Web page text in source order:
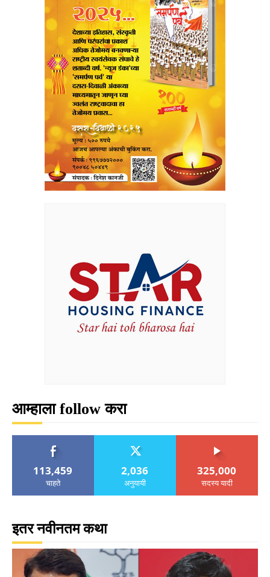
आम्हाला follow करा
113,459
चाहते
2,036
अनुयायी
325,000
सदस्य यादी
इतर नवीनतम कथा